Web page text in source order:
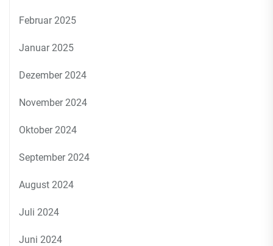
Februar 2025
Januar 2025
Dezember 2024
November 2024
Oktober 2024
September 2024
August 2024
Juli 2024
Juni 2024